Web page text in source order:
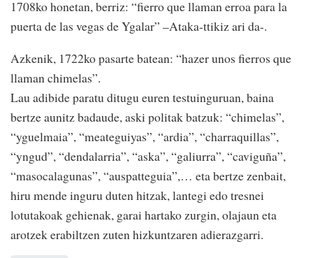
1708ko honetan, berriz: “fierro que llaman erroa para la
puerta de las vegas de Ygalar” –Ataka-ttikiz ari da-.
Azkenik, 1722ko pasarte batean: “hazer unos fierros que
llaman chimelas”.
Lau adibide paratu ditugu euren testuinguruan, baina
bertze aunitz badaude, aski politak batzuk: “chimelas”,
“yguelmaia”, “meateguiyas”, “ardia”, “charraquillas”,
“yngud”, “dendalarria”, “aska”, “galiurra”, “caviguña”,
“masocalagunas”, “auspatteguia”,… eta bertze zenbait,
hiru mende inguru duten hitzak, lantegi edo tresnei
lotutakoak gehienak, garai hartako zurgin, olajaun eta
arotzek erabiltzen zuten hizkuntzaren adierazgarri.